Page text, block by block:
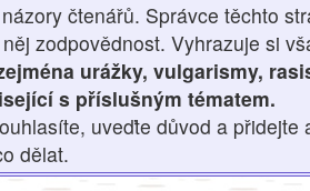
čtenářů. Správce těchto
zodpovědnost. Vyhrazuje si
urážky, vulgarismy,
s příslušným tématem.
uveďte důvod a přidejte
dělat.